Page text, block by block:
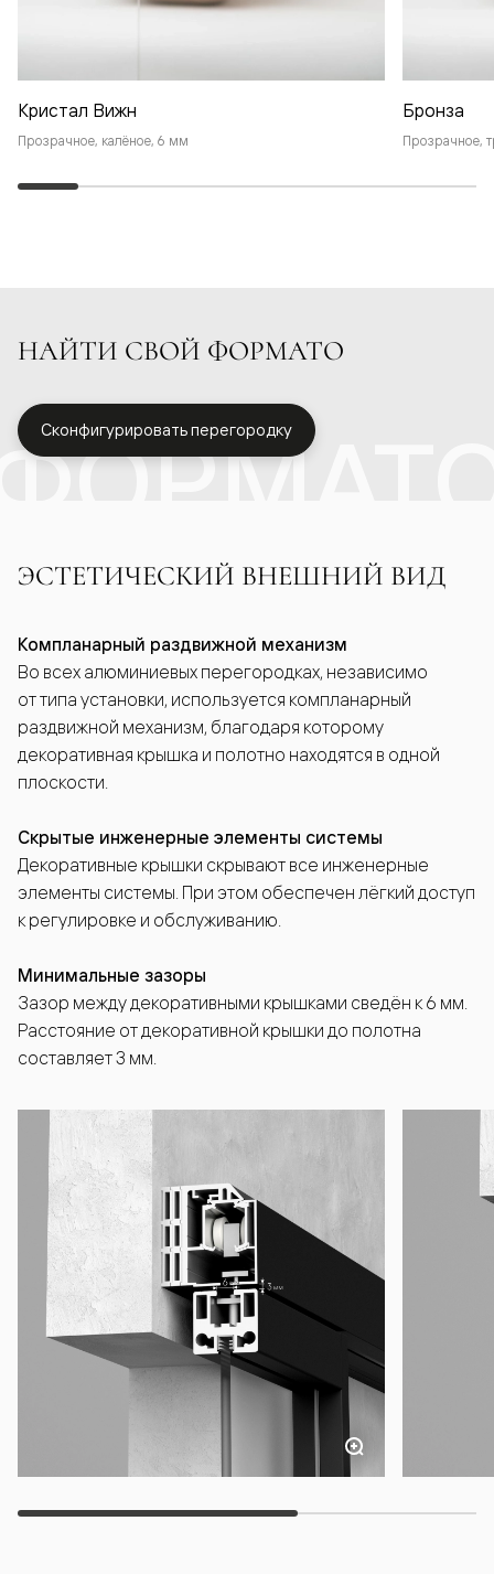
Кристал Вижн
Прозрачное, калёное, 6 мм
Бронза
Прозрачное,
НАЙТИ СВОЙ ФОРМАТО
Сконфигурировать перегородку
ЭСТЕТИЧЕСКИЙ ВНЕШНИЙ ВИД
Компланарный раздвижной механизм
Во всех алюминиевых перегородках, независимо
от типа установки, используется компланарный
раздвижной механизм, благодаря которому
декоративная крышка и полотно находятся в одной
плоскости.
Скрытые инженерные элементы системы
Декоративные крышки скрывают все инженерные
элементы системы. При этом обеспечен лёгкий доступ
к регулировке и обслуживанию.
Минимальные зазоры
Зазор между декоративными крышками сведён к 6 мм.
Расстояние от декоративной крышки до полотна
составляет 3 мм.